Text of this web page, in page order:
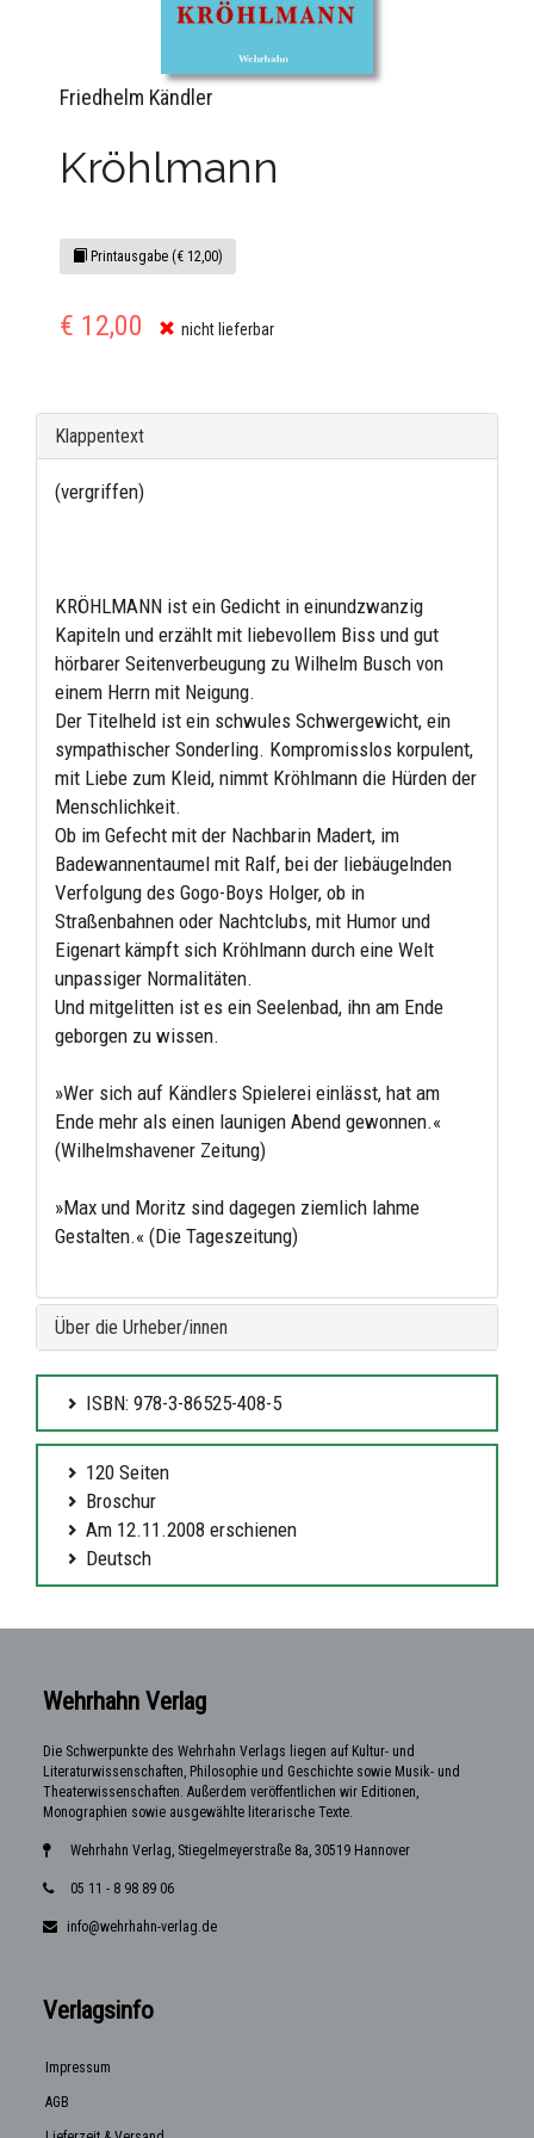
Friedhelm Kändler
Kröhlmann
Printausgabe (€ 12,00)
€ 12,00 nicht lieferbar
Klappentext
(vergriffen)
KRÖHLMANN ist ein Gedicht in einundzwanzig
Kapiteln und erzählt mit liebevollem Biss und gut
hörbarer Seitenverbeugung zu Wilhelm Busch von
einem Herrn mit Neigung.
Der Titelheld ist ein schwules Schwergewicht, ein
sympathischer Sonderling. Kompromisslos korpulent,
mit Liebe zum Kleid, nimmt Kröhlmann die Hürden der
Menschlichkeit.
Ob im Gefecht mit der Nachbarin Madert, im
Badewannentaumel mit Ralf, bei der liebäugelnden
Verfolgung des Gogo-Boys Holger, ob in
Straßenbahnen oder Nachtclubs, mit Humor und
Eigenart kämpft sich Kröhlmann durch eine Welt
unpassiger Normalitäten.
Und mitgelitten ist es ein Seelenbad, ihn am Ende
geborgen zu wissen.
»Wer sich auf Kändlers Spielerei einlässt, hat am
Ende mehr als einen launigen Abend gewonnen.«
(Wilhelmshavener Zeitung)
»Max und Moritz sind dagegen ziemlich lahme
Gestalten.« (Die Tageszeitung)
Über die Urheber/innen
ISBN: 978-3-86525-408-5
120 Seiten
Broschur
Am 12.11.2008 erschienen
Deutsch
Wehrhahn Verlag
Die Schwerpunkte des Wehrhahn Verlags liegen auf Kultur- und
Literaturwissenschaften, Philosophie und Geschichte sowie Musik- und
Theaterwissenschaften. Außerdem veröffentlichen wir Editionen,
Monographien sowie ausgewählte literarische Texte.
Wehrhahn Verlag, Stiegelmeyerstraße 8a, 30519 Hannover
05 11 - 8 98 89 06
info@wehrhahn-verlag.de
Verlagsinfo
Impressum
AGB